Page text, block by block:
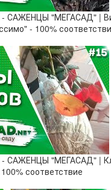
САЖЕНЦЫ "МЕГАСАД" |
- 100%
"МЕГАСАД" |
соответствие